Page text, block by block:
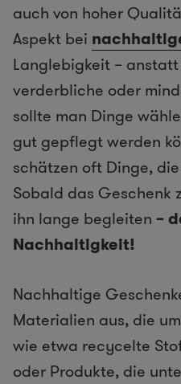
auch von hoher
Aspekt bei
Langlebigkeit –
verderbliche oder
sollte man Dinge
gut gepflegt werden
schätzen oft Dinge,
Sobald das Geschenk
ihn lange begleiten –
Nachhaltigkeit!
Nachhaltige
Materialien aus, die
wie etwa recycelte
oder Produkte, die